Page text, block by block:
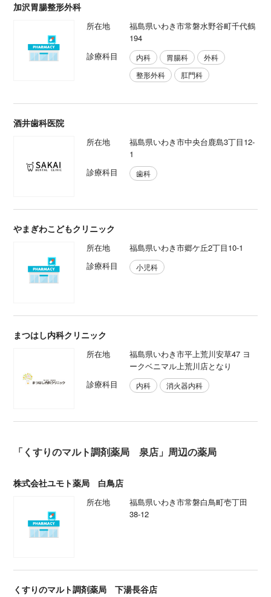
加沢胃腸整形外科
所在地
福島県いわき市常磐水野谷町千代鶴
194
診療科目
内科 胃腸科
外科
整形外科
肛門科
酒井歯科医院
所在地
福島県いわき市中央台鹿島3丁目12-
1
診療科目
歯科
やまぎわこどもクリニック
所在地
福島県いわき市郷ケ丘2丁目10-1
診療科目
小児科
まつはし内科クリニック
所在地
福島県いわき市平上荒川安草47 ヨ
ークベニマル上荒川店となり
診療科目
内科 消火器内科
「くすりのマルト調剤薬局 泉店」周辺の薬局
株式会社ユモト薬局 白鳥店
所在地
福島県いわき市常磐白鳥町壱丁田
38-12
くすりのマルト調剤薬局 下湯長谷店